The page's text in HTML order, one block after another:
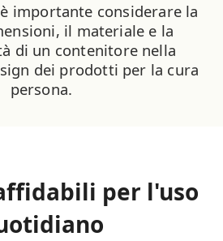
importante considerare la
il materiale e la
di un contenitore nella
dei prodotti per la cura
persona.
per l'uso